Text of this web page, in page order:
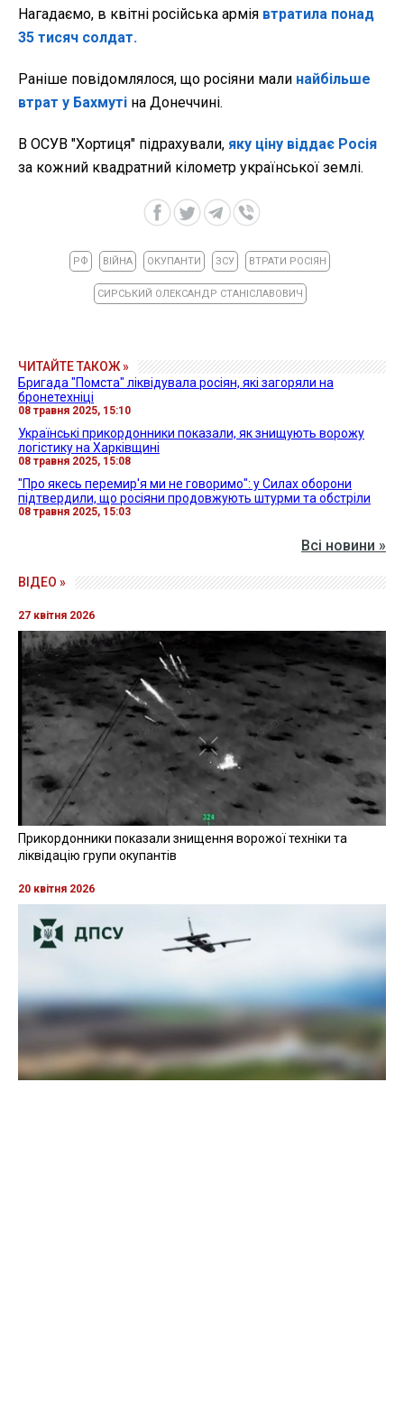
Нагадаємо, в квітні російська армія втратила понад
35 тисяч солдат.
Раніше повідомлялося, що росіяни мали найбільше
втрат у Бахмуті на Донеччині.
В ОСУВ "Хортиця" підрахували, яку ціну віддає Росія
за кожний квадратний кілометр української землі.
РФ ВІЙНА ОКУПАНТИ ЗСУ ВТРАТИ РОСІЯН
СИРСЬКИЙ ОЛЕКСАНДР СТАНІСЛАВОВИЧ
ЧИТАЙТЕ ТАКОЖ »
Бригада "Помста" ліквідувала росіян, які загоряли на
бронетехніці
08 травня 2025, 15:10
Українські прикордонники показали, як знищують ворожу
логістику на Харківщині
08 травня 2025, 15:08
"Про якесь перемир'я ми не говоримо": у Силах оборони
підтвердили, що росіяни продовжують штурми та обстріли
08 травня 2025, 15:03
Всі новини »
ВІДЕО »
27 квітня 2026
Прикордонники показали знищення ворожої техніки та
ліквідацію групи окупантів
20 квітня 2026